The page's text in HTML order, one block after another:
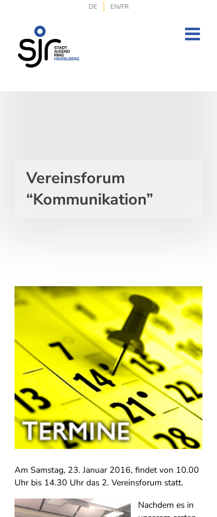
DE EN/FR
Vereinsforum
“Kommunikation”
Am Samstag, 23. Januar 2016, findet von 10.00
Uhr bis 14.30 Uhr das 2. Vereinsforum statt.
Nachdem es in